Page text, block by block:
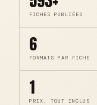
FICHES PUBLIÉES
6
FORMATS PAR FICHE
1
PRIX, TOUT INCLUS